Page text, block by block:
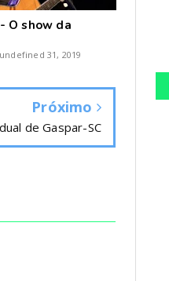
O show da
31, 2019
Próximo
de Gaspar-SC